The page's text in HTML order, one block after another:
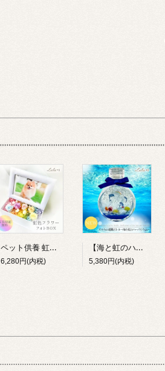
ペット供養 虹の彼方 フォトBOX プリザーブドフラワー 写真立て 虹色 お供え お悔やみ メモリアル Lulu＊s
6,280円(内税)
【海と虹のハーバリウム】イルカの楽園ボトル プリザーブドフラワー ドルフィン 海 マリン 癒し 貝殻 インテリア 雑貨 水族館 夏 ギフト プレゼント ルルズ Lulu＊s 0791
5,380円(内税)